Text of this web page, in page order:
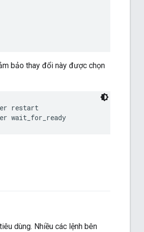
bảo thay đổi này được chọn
restart
wait_for_ready
dùng. Nhiều các lệnh bên